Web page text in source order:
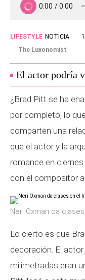
LIFESTYLE NOTICIA
The Luxonomist
El actor podría
¿Brad Pitt se ha
por completo, lo
comparten una
que el actor y la
romance en
con el compositor
Neri Oxman da
Lo cierto es que
decoración. El
milimetradas eran